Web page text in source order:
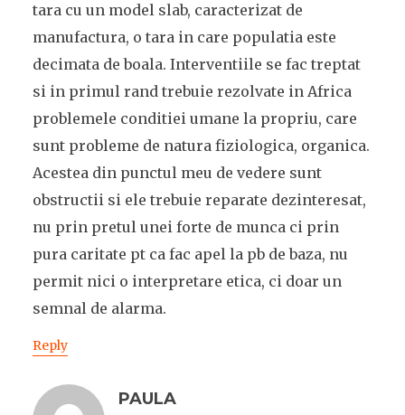
tara cu un model slab, caracterizat de
manufactura, o tara in care populatia este
decimata de boala. Interventiile se fac treptat
si in primul rand trebuie rezolvate in Africa
problemele conditiei umane la propriu, care
sunt probleme de natura fiziologica, organica.
Acestea din punctul meu de vedere sunt
obstructii si ele trebuie reparate dezinteresat,
nu prin pretul unei forte de munca ci prin
pura caritate pt ca fac apel la pb de baza, nu
permit nici o interpretare etica, ci doar un
semnal de alarma.
Reply
PAULA